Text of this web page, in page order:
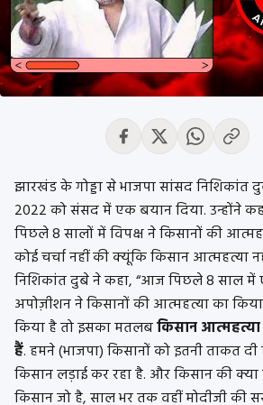
झारखंड के गोड्डा से भाजपा सांसद निशिकांत
2022 को संसद में एक बयान दिया. उन्होंने
पिछले 8 सालों में विपक्ष ने किसानों की
कोई चर्चा नहीं की क्यूंकि किसान आत्महत्या
निशिकांत दुबे ने कहा, “आज पिछले 8 साल में
अपोज़ीशन ने किसानों की आत्महत्या का
किया है तो इसका मतलबकिसान
हैं. हमने (भाजपा) किसानों को इतनी ताकत
किसान लड़ाई कर रहा है. और किसान की क्या
किसान जो है, साल भर तक वहीं मोदीजी की